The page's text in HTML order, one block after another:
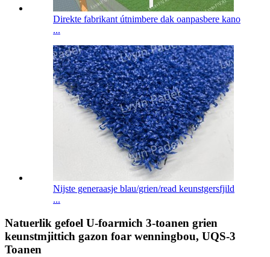
Direkte fabrikant útnimbere dak oanpasbere kano
...
Nijste generaasje blau/grien/read keunstgersfjild
...
Natuerlik gefoel U-foarmich 3-toanen grien
keunstmjittich gazon foar wenningbou, UQS-3
Toanen